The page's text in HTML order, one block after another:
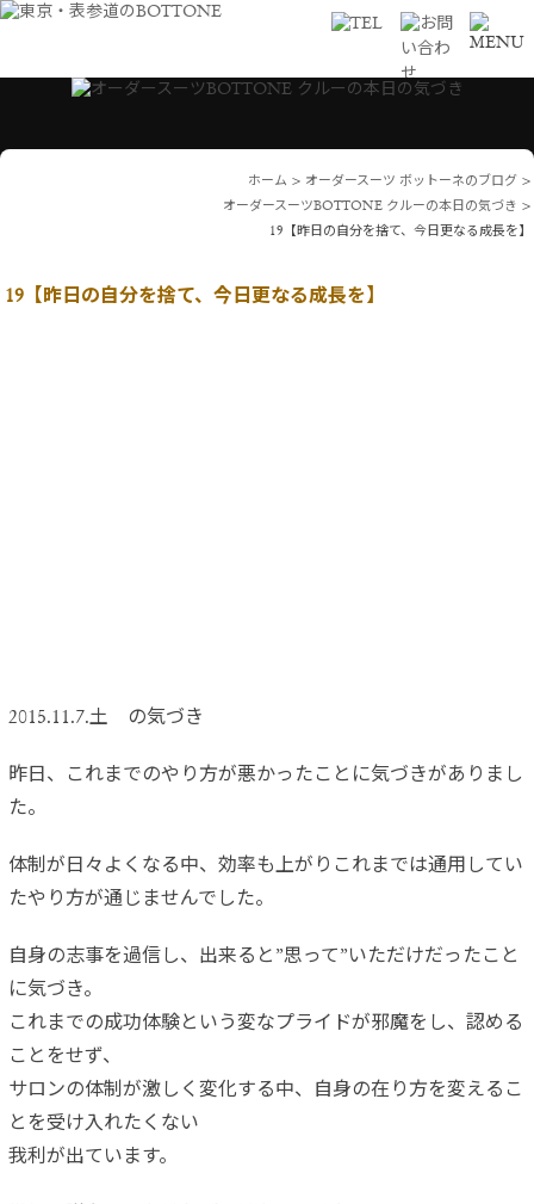
ホーム > オーダースーツ ボットーネのブログ >
オーダースーツBOTTONE クルーの本日の気づき >
19【昨日の自分を捨て、今日更なる成長を】
19【昨日の自分を捨て、今日更なる成長を】
2015.11.7.土 の気づき
昨日、これまでのやり方が悪かったことに気づきがありまし
た。
体制が日々よくなる中、効率も上がりこれまでは通用してい
たやり方が通じませんでした。
自身の志事を過信し、出来ると”思って”いただけだったこと
に気づき。
これまでの成功体験という変なプライドが邪魔をし、認める
ことをせず、
サロンの体制が激しく変化する中、自身の在り方を変えるこ
とを受け入れたくない
我利が出ています。